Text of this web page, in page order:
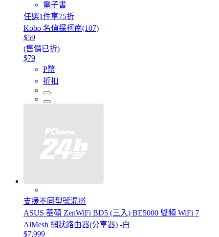
電子書
任選1件享75折
Kobo 名偵探柯南(107)
$59
(售價已折)
$79
P幣
折扣
支援不同型號混搭
ASUS 華碩 ZenWiFi BD5 (三入) BE5000 雙頻 WiFi 7
AiMesh 網狀路由器(分享器) -白
$7,999